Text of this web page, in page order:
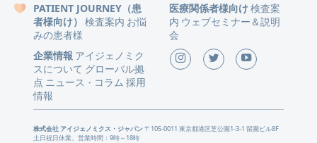
PATIENT JOURNEY（患
者様向け） 検査案内 お悩
みの患者様
医療関係者様向け検査案
内 ウェブセミナー＆説明
会
企業情報 アイジェノミク
スについて グローバル拠
点 ニュース ・ コラム 採用
情報
株式会社 アイジェノミクス・ジャパン〒105-0011 東京都港区芝公園1-3-1 留園ビル8F
土日祝日休業、営業時間：9時～18時